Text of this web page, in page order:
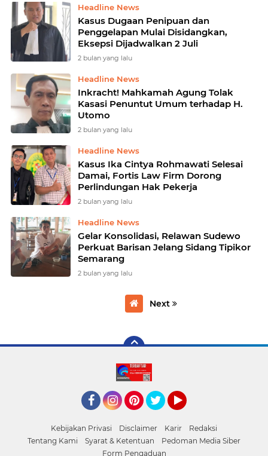
Headline News
Kasus Dugaan Penipuan dan
Penggelapan Mulai Disidangkan,
Eksepsi Dijadwalkan 2 Juli
2 bulan yang lalu
Headline News
Inkracht! Mahkamah Agung Tolak
Kasasi Penuntut Umum terhadap H.
Utomo
2 bulan yang lalu
Headline News
Kasus Ika Cintya Rohmawati Selesai
Damai, Fortis Law Firm Dorong
Perlindungan Hak Pekerja
2 bulan yang lalu
Headline News
Gelar Konsolidasi, Relawan Sudewo
Perkuat Barisan Jelang Sidang Tipikor
Semarang
2 bulan yang lalu
Next
Kebijakan Privasi Disclaimer Karir
Redaksi
Tentang Kami
Syarat & Ketentuan
Pedoman Media Siber
Form Pengaduan